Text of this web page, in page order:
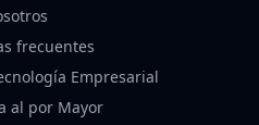
frecuentes
Empresarial
al por Mayor